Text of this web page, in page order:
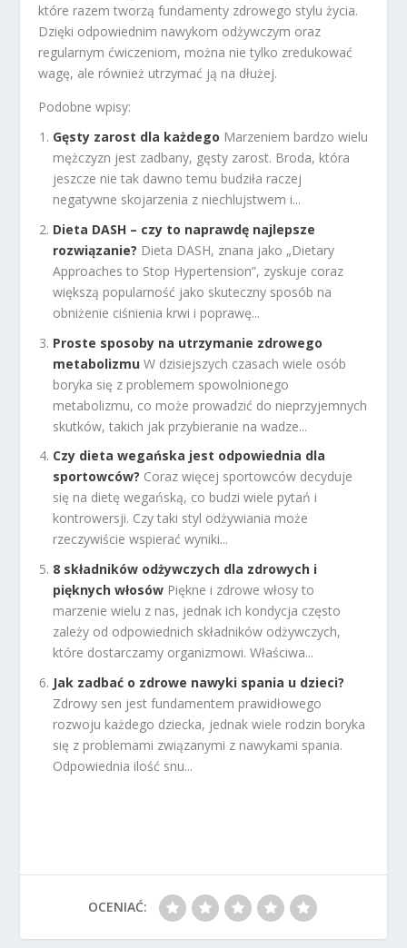
które razem tworzą fundamenty zdrowego stylu życia.
Dzięki odpowiednim nawykom odżywczym oraz
regularnym ćwiczeniom, można nie tylko zredukować
wagę, ale również utrzymać ją na dłużej.
Podobne wpisy:
Gęsty zarost dla każdego Marzeniem bardzo wielu
mężczyzn jest zadbany, gęsty zarost. Broda, która
jeszcze nie tak dawno temu budziła raczej
negatywne skojarzenia z niechlujstwem i...
Dieta DASH – czy to naprawdę najlepsze
rozwiązanie? Dieta DASH, znana jako „Dietary
Approaches to Stop Hypertension”, zyskuje coraz
większą popularność jako skuteczny sposób na
obniżenie ciśnienia krwi i poprawę...
Proste sposoby na utrzymanie zdrowego
metabolizmu W dzisiejszych czasach wiele osób
boryka się z problemem spowolnionego
metabolizmu, co może prowadzić do nieprzyjemnych
skutków, takich jak przybieranie na wadze...
Czy dieta wegańska jest odpowiednia dla
sportowców? Coraz więcej sportowców decyduje
się na dietę wegańską, co budzi wiele pytań i
kontrowersji. Czy taki styl odżywiania może
rzeczywiście wspierać wyniki...
8 składników odżywczych dla zdrowych i
pięknych włosów Piękne i zdrowe włosy to
marzenie wielu z nas, jednak ich kondycja często
zależy od odpowiednich składników odżywczych,
które dostarczamy organizmowi. Właściwa...
Jak zadbać o zdrowe nawyki spania u dzieci?
Zdrowy sen jest fundamentem prawidłowego
rozwoju każdego dziecka, jednak wiele rodzin boryka
się z problemami związanymi z nawykami spania.
Odpowiednia ilość snu...
OCENIAĆ: